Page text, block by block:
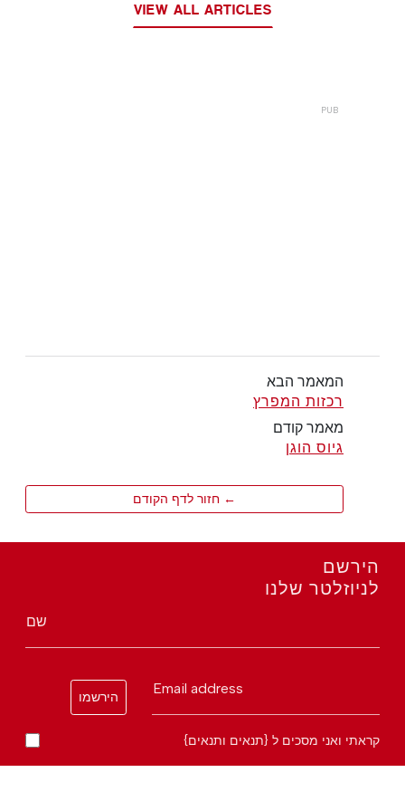
VIEW ALL ARTICLES
המאמר הבא
רכזות המפרץ
מאמר קודם
גיוס הוגן
← חזור לדף הקודם
הירשם
לניוזלטר שלנו
שם
Email address
הירשמו
קראתי ואני מסכים ל {תנאים ותנאים}